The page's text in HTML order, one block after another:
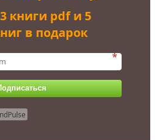
книги pdf и 5
в подарок
*